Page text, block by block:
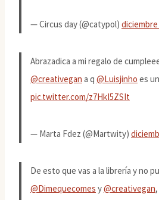
— Circus day (@catypol) diciembre
Abrazadica a mi regalo de
@creativegan a q @Luisjinho es
pic.twitter.com/z7HkI5ZSIt
— Marta Fdez (@Martwity)
De esto que vas a la librería y no
@Dimequecomes y@creativegan